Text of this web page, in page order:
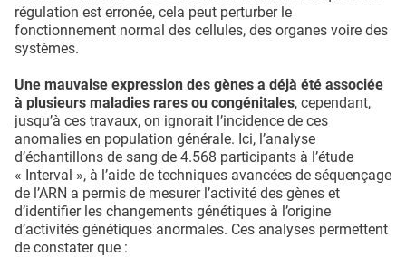
régulation est erronée, cela peut perturber le
fonctionnement normal des cellules, des organes voire des
systèmes.
Une mauvaise expression des gènes a déjà été associée
à plusieurs maladies rares ou congénitales, cependant,
jusqu’à ces travaux, on ignorait l’incidence de ces
anomalies en population générale. Ici, l’analyse
d’échantillons de sang de 4.568 participants à l’étude
« Interval », à l’aide de techniques avancées de séquençage
de l’ARN a permis de mesurer l’activité des gènes et
d’identifier les changements génétiques à l’origine
d’activités génétiques anormales. Ces analyses permettent
de constater que :